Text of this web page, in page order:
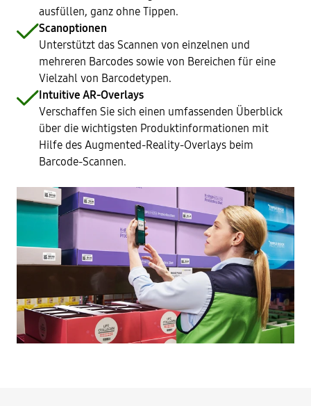
ausfüllen, ganz ohne Tippen.
Scanoptionen
Unterstützt das Scannen von einzelnen und
mehreren Barcodes sowie von Bereichen für eine
Vielzahl von Barcodetypen.
Intuitive AR-Overlays
Verschaffen Sie sich einen umfassenden Überblick
über die wichtigsten Produktinformationen mit
Hilfe des Augmented-Reality-Overlays beim
Barcode-Scannen.